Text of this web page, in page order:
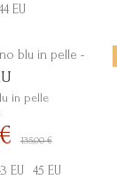
EU
in pelle
135,00 €
EU 45 EU